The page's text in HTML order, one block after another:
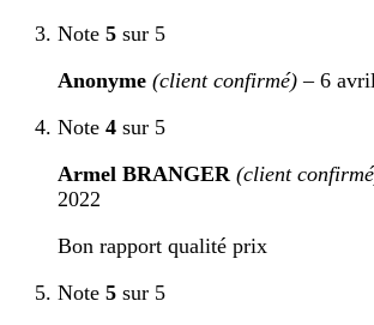
Note 5 sur 5
Anonyme (client confirmé) – 6
Note 4 sur 5
Armel BRANGER (client
2022
Bon rapport qualité prix
Note 5 sur 5